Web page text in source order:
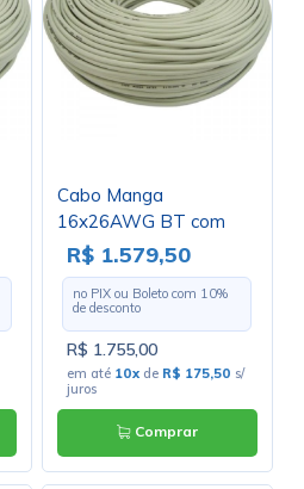
Cabo Manga
16x26AWG BT com
Blindagem - Rolo com
100 Metros
R$ 1.579,50
no PIX ou Boleto com 10%
de desconto
R$ 1.755,00
em até 10x de R$ 175,50 s/
juros
Comprar